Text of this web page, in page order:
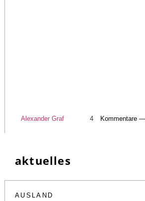
Alexander Graf 4 Kommentare
aktuelles
AUSLAND